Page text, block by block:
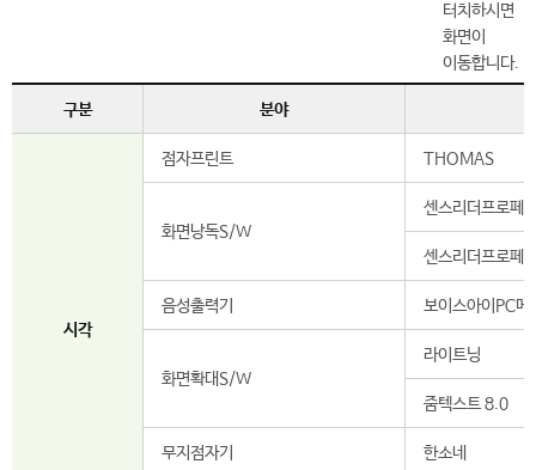
구분 분야
시각
점자프린트 THOMAS
화면낭독S/W
센스리더프로페
센스리더프로페
음성출력기 보이스아이PC메
화면확대S/W
라이트닝
줌텍스트 8.0
무지점자기 한소네